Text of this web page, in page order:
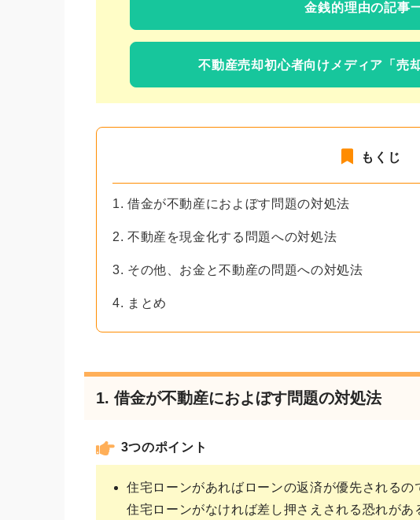
金銭的理由の記事
不動産売却初心者向けメディア 「売
もくじ
1. 借金が不動産におよぼす問題の対処法
2. 不動産を現金化する問題への対処法
3. その他、お金と不動産の問題への対処法
4. まとめ
1. 借金が不動産におよぼす問題の対処法
3つのポイント
住宅ローンがあればローンの返済が優先されるの
住宅ローンがなければ差し押さえされる恐れがあ